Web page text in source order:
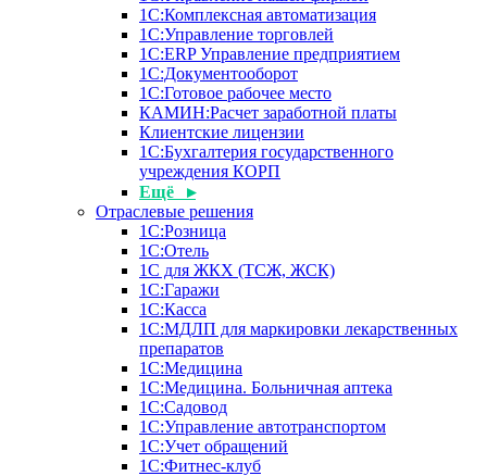
1С:Комплексная автоматизация
1С:Управление торговлей
1С:ERP Управление предприятием
1С:Документооборот
1C:Готовое рабочее место
КАМИН:Расчет заработной платы
Клиентские лицензии
1С:Бухгалтерия государственного
учреждения КОРП
Ещё ▸
Отраслевые решения
1С:Розница
1С:Отель
1С для ЖКХ (ТСЖ, ЖСК)
1С:Гаражи
1С:Касса
1С:МДЛП для маркировки лекарственных
препаратов
1С:Медицина
1С:Медицина. Больничная аптека
1С:Садовод
1С:Управление автотранспортом
1С:Учет обращений
1С:Фитнес-клуб